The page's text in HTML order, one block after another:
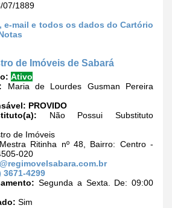
07/1889
e-mail e todos os dados do Cartório
de Imóveis de Sabará
Ativo
Maria de Lourdes Gusman Pereira
PROVIDO
Não Possui Substituto
de Imóveis
Ritinha nº 48, Bairro: Centro -
020
3671-4299
Segunda a Sexta. De: 09:00
Sim